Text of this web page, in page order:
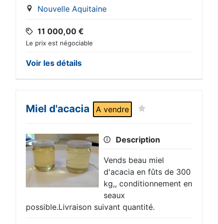
Nouvelle Aquitaine
11 000,00 €
Le prix est négociable
Voir les détails
Miel d'acacia A vendre
Description
Vends beau miel
d'acacia en fûts de 300
kg,, conditionnement en
seaux
possible.Livraison suivant quantité.